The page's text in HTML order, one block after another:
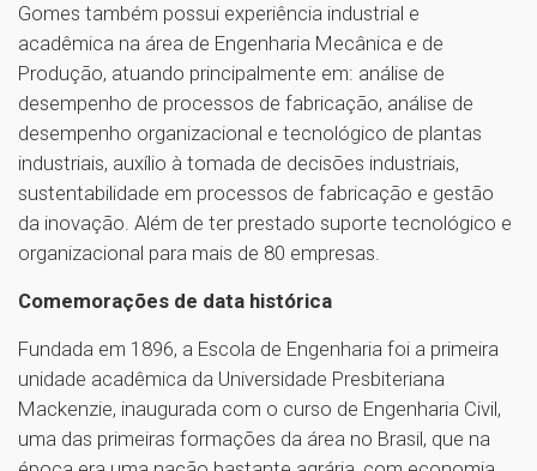
Gomes também possui experiência industrial e
acadêmica na área de Engenharia Mecânica e de
Produção, atuando principalmente em: análise de
desempenho de processos de fabricação, análise de
desempenho organizacional e tecnológico de plantas
industriais, auxílio à tomada de decisões industriais,
sustentabilidade em processos de fabricação e gestão
da inovação. Além de ter prestado suporte tecnológico e
organizacional para mais de 80 empresas.
Comemorações de data histórica
Fundada em 1896, a Escola de Engenharia foi a primeira
unidade acadêmica da Universidade Presbiteriana
Mackenzie, inaugurada com o curso de Engenharia Civil,
uma das primeiras formações da área no Brasil, que na